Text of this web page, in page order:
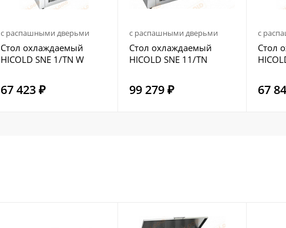
с распашными дверьми
Стол охлаждаемый
HICOLD SNE 1/TN W
67 423 ₽
с распашными дверьми
Стол охлаждаемый
HICOLD SNE 11/TN
99 279 ₽
с
Стол
67